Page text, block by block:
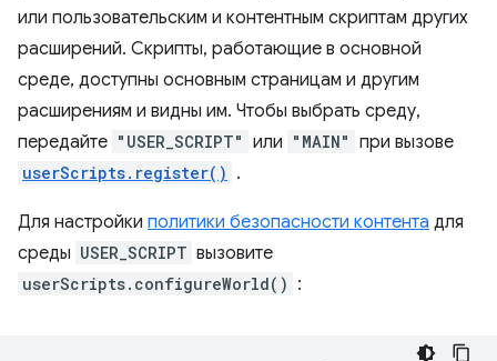
или пользовательским и контентным скриптам других
расширений. Скрипты, работающие в основной
среде, доступны основным страницам и другим
расширениям и видны им. Чтобы выбрать среду,
передайте "USER_SCRIPT" или "MAIN" при вызове
userScripts.register() .
Для настройки политики безопасности контента для
среды USER_SCRIPT вызовите
userScripts.configureWorld() :